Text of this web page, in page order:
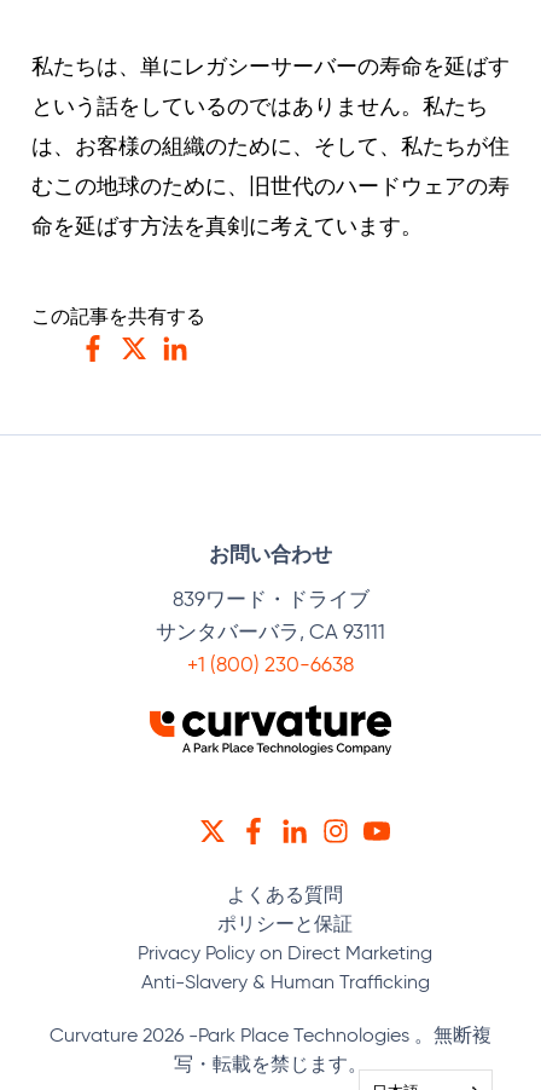
私たちは、単にレガシーサーバーの寿命を延ばす
という話をしているのではありません。私たち
は、お客様の組織のために、そして、私たちが住
むこの地球のために、旧世代のハードウェアの寿
命を延ばす方法を真剣に考えています。
この記事を共有する
お問い合わせ
839ワード・ドライブ
サンタバーバラ, CA 93111
+1 (800) 230-6638
ツイッター
フェイスブック
リンクトイン
インスタグラム
YOUTUBE
よくある質問
ポリシーと保証
Privacy Policy on Direct Marketing
Anti-Slavery & Human Trafficking
Curvature 2026 -Park Place Technologies 。無断複
写・転載を禁じます。